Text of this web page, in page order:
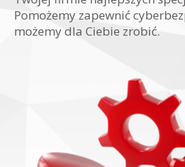
Pomożemy zapewnić
możemy dla Ciebie zrobić.